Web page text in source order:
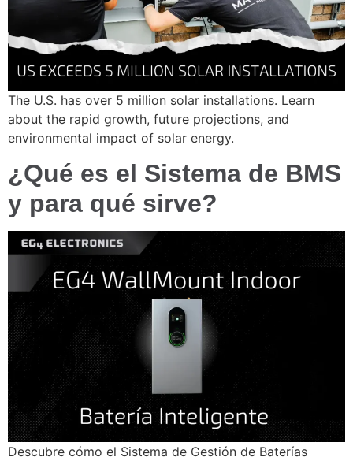
The U.S. has over 5 million solar installations. Learn
about the rapid growth, future projections, and
environmental impact of solar energy.
¿Qué es el Sistema de BMS
y para qué sirve?
Descubre cómo el Sistema de Gestión de Baterías